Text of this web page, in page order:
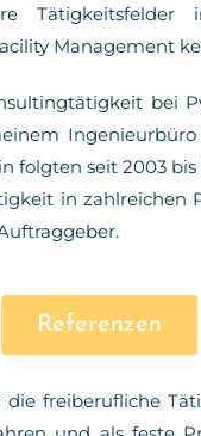
Tätigkeitsfelder
Management
bei
Ingenieurbüro
folgten seit 2003
in zahlreichen
Referenzen
die freiberufliche